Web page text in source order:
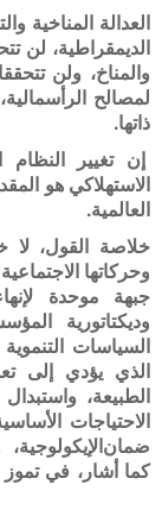
العدالة المناخية
الديمقراطية، لن
والمناخ، ولن
لمصالح
ذاتها.
إن تغيير النظام
الاستهلاكي هو
العالمية.
خلاصة القول، لا
وحركاتها
جبهة موحدة
وديكتاتورية
السياسات
الذي يؤدي إلى
الطبيعة،
الاحتياجات
ضمان
كما أشار، في